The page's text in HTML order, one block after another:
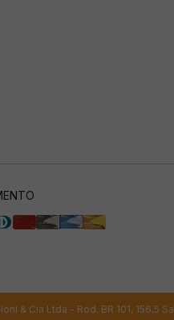
& Cia Ltda - Rod. BR 101, 156,5